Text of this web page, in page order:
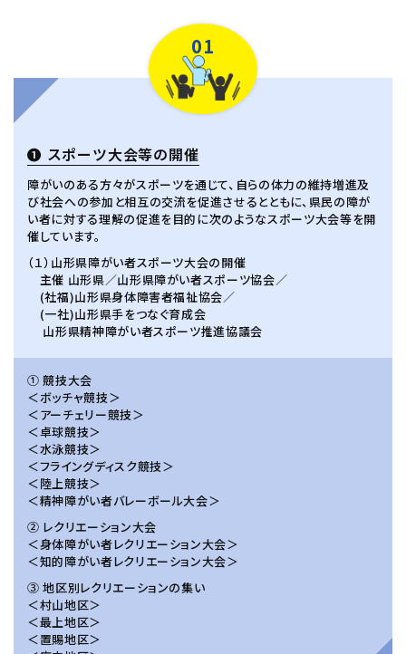
01
❶ スポーツ大会等の開催
障がいのある方々がスポーツを通じて、自らの体力の維持増進及
び社会への参加と相互の交流を促進させるとともに、県民の障が
い者に対する理解の促進を目的に次のようなスポーツ大会等を開
催しています。
（１）山形県障がい者スポーツ大会の開催
主催 山形県／山形県障がい者スポーツ協会／
(社福)山形県身体障害者福祉協会／
(一社)山形県手をつなぐ育成会
山形県精神障がい者スポーツ推進協議会
① 競技大会
＜ボッチャ競技＞
＜アーチェリー競技＞
＜卓球競技＞
＜水泳競技＞
＜フライングディスク競技＞
＜陸上競技＞
＜精神障がい者バレーボール大会＞
② レクリエーション大会
＜身体障がい者レクリエーション大会＞
＜知的障がい者レクリエーション大会＞
③ 地区別レクリエーションの集い
＜村山地区＞
＜最上地区＞
＜置賜地区＞